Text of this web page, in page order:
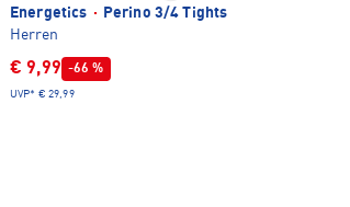
Energetics ·
Perino 3/4 Tights
Herren
€ 9,99 -66 %
UVP* € 29,99